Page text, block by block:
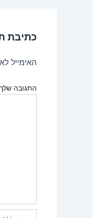
כתיבת
האימייל
התגובה שלך